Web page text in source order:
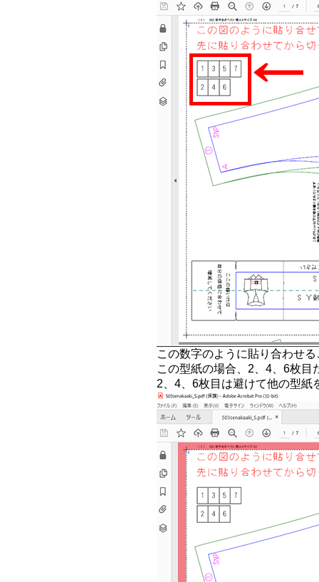
この数字のように貼り合わせ
この型紙の場合、2、4、6枚目
2、4、6枚目は避けて他の型紙